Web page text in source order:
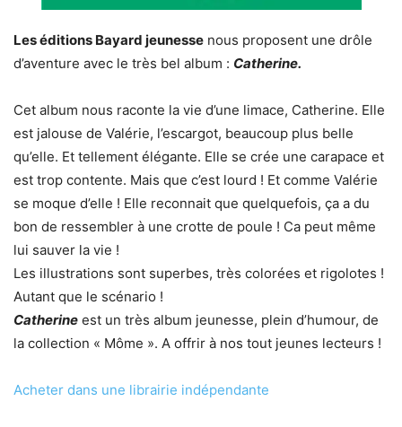
Les éditions Bayard jeunesse nous proposent une drôle
d’aventure avec le très bel album : Catherine.
Cet album nous raconte la vie d’une limace, Catherine. Elle
est jalouse de Valérie, l’escargot, beaucoup plus belle
qu’elle. Et tellement élégante. Elle se crée une carapace et
est trop contente. Mais que c’est lourd ! Et comme Valérie
se moque d’elle ! Elle reconnait que quelquefois, ça a du
bon de ressembler à une crotte de poule ! Ca peut même
lui sauver la vie !
Les illustrations sont superbes, très colorées et rigolotes !
Autant que le scénario !
Catherine est un très album jeunesse, plein d’humour, de
la collection « Môme ». A offrir à nos tout jeunes lecteurs !
Acheter dans une librairie indépendante